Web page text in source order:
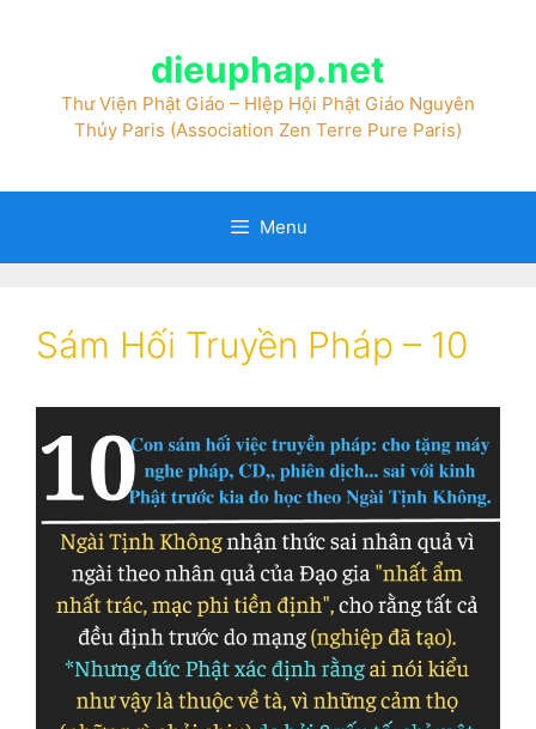
dieuphap.net
Thư Viện Phật Giáo – HIệp Hội Phật Giáo Nguyên
Thủy Paris (Association Zen Terre Pure Paris)
Menu
Sám Hối Truyền Pháp – 10